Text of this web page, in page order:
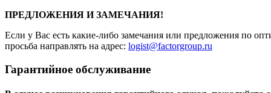
ПРЕДЛОЖЕНИЯ И ЗАМЕЧАНИЯ!
Если у Вас есть какие-либо замечания или предложения по
просьба направлять на адрес: logist@factorgroup.ru
Гарантийное обслуживание